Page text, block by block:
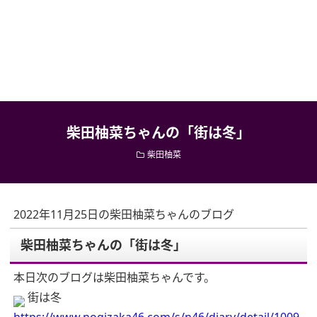
柴田柚菜ちゃんの「街は冬」
柴田柚菜
2022年11月25日の柴田柚菜ちゃんのブログ
柴田柚菜ちゃんの「街は冬」
本日次のブログは柴田柚菜ちゃんです。
街は冬